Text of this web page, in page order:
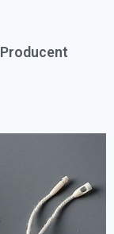
Producent